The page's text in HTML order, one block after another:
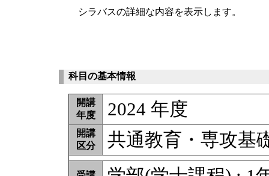
シラバスの詳細な内容を表示します。
科目の基本情報
開講
年度
2024 年度
開講
区分
共通教育・専攻基